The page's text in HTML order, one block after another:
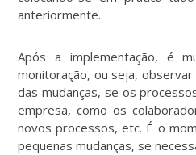
anteriormente.
Após a implementação, é
monitoração, ou seja,
das mudanças, se os
empresa, como os
novos processos, etc. É o
pequenas mudanças, se